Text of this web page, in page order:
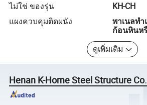
ไม่ใช่ ของรุ่น
KH-CH
แผงควบคุมติดผนัง
พาเนลท
ก้อนหินห
ดูเพิ่มเติม
Henan K-Home Steel Structure